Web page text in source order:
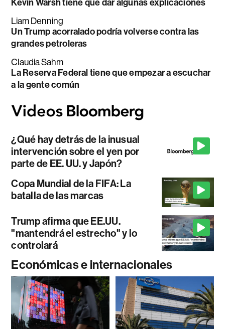
Kevin Warsh tiene que dar algunas explicaciones
Liam Denning
Un Trump acorralado podría volverse contra las
grandes petroleras
Claudia Sahm
La Reserva Federal tiene que empezar a escuchar
a la gente común
¿Qué hay detrás de la inusual
intervención sobre el yen por
parte de EE. UU. y Japón?
Copa Mundial de la FIFA: La
batalla de las marcas
Trump afirma que EE.UU.
"mantendrá el estrecho" y lo
controlará
Económicas e internacionales